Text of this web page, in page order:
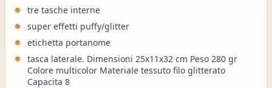
tre tasche interne
super effetti puffy/glitter
etichetta portanome
tasca laterale. Dimensioni 25x11x32 cm Peso 280 gr
Colore multicolor Materiale tessuto filo glitterato
Capacita 8